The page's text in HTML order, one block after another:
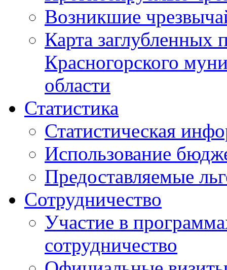
Возникшие
Карта
Красногорского
области
Статистика
Статистическая
Использование
Предоставляемые
Сотрудничество
Участие в
сотрудничество